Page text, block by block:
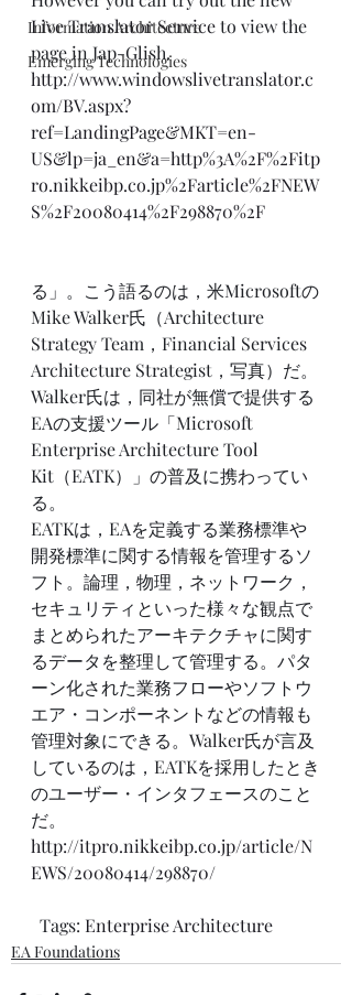
Information Architecture
Emerging Technologies
Live Translator Service to view the
page in Jap-Glish.
http://www.windowslivetranslator.c
om/BV.aspx?
ref=LandingPage&MKT=en-
US&lp=ja_en&a=http%3A%2F%2Fitp
ro.nikkeibp.co.jp%2Farticle%2FNEW
S%2F20080414%2F298870%2F
る」。こう語るのは，米Microsoftの
Mike Walker氏（Architecture
Strategy Team，Financial Services
Architecture Strategist，写真）だ。
Walker氏は，同社が無償で提供する
EAの支援ツール「Microsoft
Enterprise Architecture Tool
Kit（EATK）」の普及に携わってい
る。
EATKは，EAを定義する業務標準や
開発標準に関する情報を管理するソ
フト。論理，物理，ネットワーク，
セキュリティといった様々な観点で
まとめられたアーキテクチャに関す
るデータを整理して管理する。パタ
ーン化された業務フローやソフトウ
エア・コンポーネントなどの情報も
管理対象にできる。Walker氏が言及
しているのは，EATKを採用したとき
のユーザー・インタフェースのこと
だ。
http://itpro.nikkeibp.co.jp/article/N
EWS/20080414/298870/
  Tags:
Enterprise Architecture
EA Foundations